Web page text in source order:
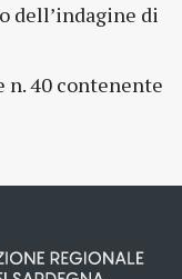
dell’indagine di
n. 40 contenente